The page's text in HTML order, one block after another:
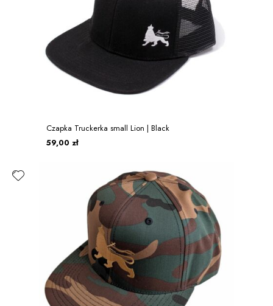
Czapka Truckerka small Lion | Black
59,00 zł